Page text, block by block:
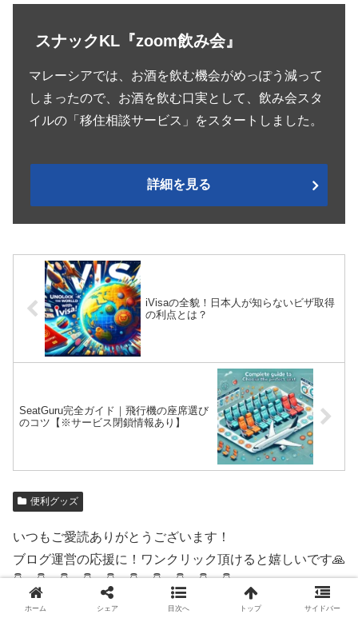
スナックKL『zoom飲み会』
マレーシアでは、お酒を飲む機会がめっぽう減って
しまったので、お酒を飲む口実として、飲み会スタ
イルの「移住相談サービス」をスタートしました。
詳細を見る
iVisaの全貌！日本人が知らないビザ取得
の利点とは？
SeatGuru完全ガイド｜飛行機の座席選び
のコツ【※サービス閉鎖情報あり】
便利グッズ
いつもご愛読ありがとうございます！
ブログ運営の応援に！ワンクリック頂けると嬉しいです🙏
👇 👇 👇 👇 👇 👇 👇 👇 👇 👇
ホーム シェア 目次へ トップ サイドバー